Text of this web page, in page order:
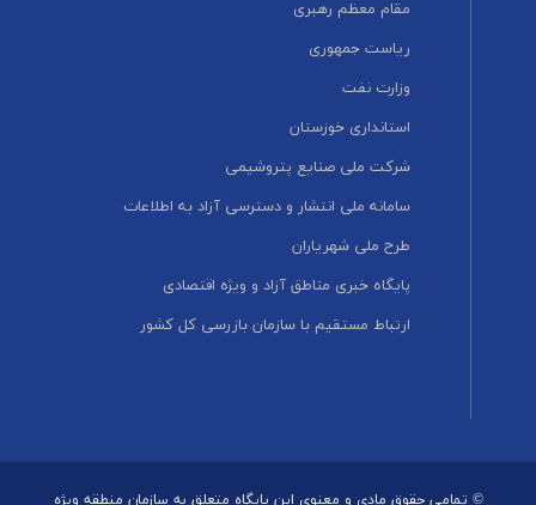
مقام معظم رهبری
ریاست جمهوری
وزارت نفت
استانداری خوزستان
شرکت ملی صنایع پتروشیمی
سامانه ملی انتشار و دسترسی آزاد به اطلاعات
طرح ملی شهریاران
پایگاه خبری مناطق آزاد و ویژه اقتصادی
ارتباط مستقیم با سازمان بازرسی کل کشور
© تمامی حقوق مادی و معنوی این پایگاه متعلق به سازمان منطقه ویژه